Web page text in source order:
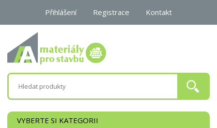
Přihlášení Registrace Kontakt
VYBERTE SI KATEGORII
0 Kč